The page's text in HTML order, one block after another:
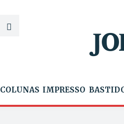
COLUNAS IMPRESSO